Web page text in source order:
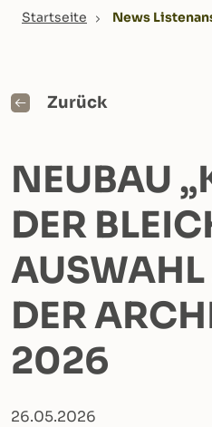
You are here:
Startseite News
Zurück
NEUBAU
DER
DER
2026
26.05.2026